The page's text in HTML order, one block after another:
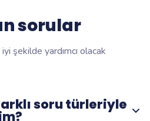
sorular
iyi şekilde yardımcı olacak
soru türleriyle